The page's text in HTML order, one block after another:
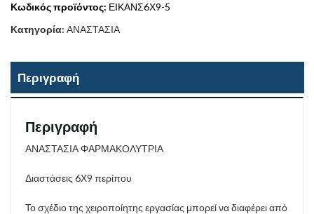
Κωδικός προϊόντος: ΕΙΚΑΝΣ6Χ9-5
Κατηγορία: ΑΝΑΣΤΑΣΙΑ
Περιγραφή
Περιγραφή
ΑΝΑΣΤΑΣΙΑ ΦΑΡΜΑΚΟΛΥΤΡΙΑ
Διαστάσεις 6Χ9 περίπου
Το σχέδιο της χειροποίητης εργασίας μπορεί να διαφέρει από